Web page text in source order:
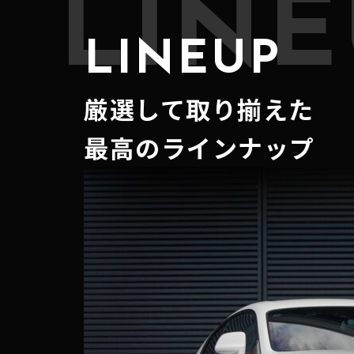
LINEUP
厳選して取り揃えた
最高のラインナップ